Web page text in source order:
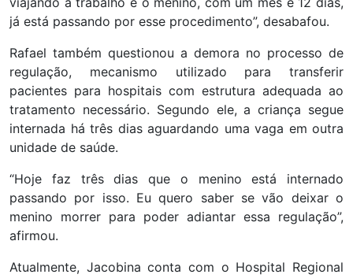
já está passando por esse procedimento”, desabafou.
Rafael também questionou a demora no processo de
regulação, mecanismo utilizado para transferir
pacientes para hospitais com estrutura adequada ao
tratamento necessário. Segundo ele, a criança segue
internada há três dias aguardando uma vaga em outra
unidade de saúde.
“Hoje faz três dias que o menino está internado
passando por isso. Eu quero saber se vão deixar o
menino morrer para poder adiantar essa regulação”,
afirmou.
Atualmente, Jacobina conta com o Hospital Regional